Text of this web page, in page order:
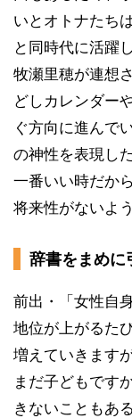
いとオトナたち
と同時代に活躍
牧瀬里穂が連想
どしカレンダー
ぐ方向に進んで
の神性を表現し
一番いい時だか
将来性がないよ
辞書をまめに
前出・「女性自
地位が上がるた
増えていきます
まだ子どもです
きないこともあ